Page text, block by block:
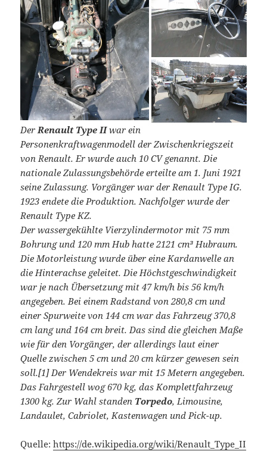
DerRenault Type IIwar ein
Personenkraftwagenmodell der Zwischenkriegszeit
von Renault. Er wurde auch 10 CV genannt. Die
nationale Zulassungsbehörde erteilte am 1. Juni 1921
seine Zulassung. Vorgänger war der Renault Type IG.
1923 endete die Produktion. Nachfolger wurde der
Renault Type KZ.
Der wassergekühlte Vierzylindermotor mit 75 mm
Bohrung und 120 mm Hub hatte 2121 cm³ Hubraum.
Die Motorleistung wurde über eine Kardanwelle an
die Hinterachse geleitet. Die Höchstgeschwindigkeit
war je nach Übersetzung mit 47 km/h bis 56 km/h
angegeben. Bei einem Radstand von 280,8 cm und
einer Spurweite von 144 cm war das Fahrzeug 370,8
cm lang und 164 cm breit. Das sind die gleichen Maße
wie für den Vorgänger, der allerdings laut einer
Quelle zwischen 5 cm und 20 cm kürzer gewesen sein
soll.[1] Der Wendekreis war mit 15 Metern angegeben.
Das Fahrgestell wog 670 kg, das Komplettfahrzeug
1300 kg. Zur Wahl standen Torpedo, Limousine,
Landaulet, Cabriolet, Kastenwagen und Pick-up.
Quelle:https://de.wikipedia.org/wiki/Renault_Type_II